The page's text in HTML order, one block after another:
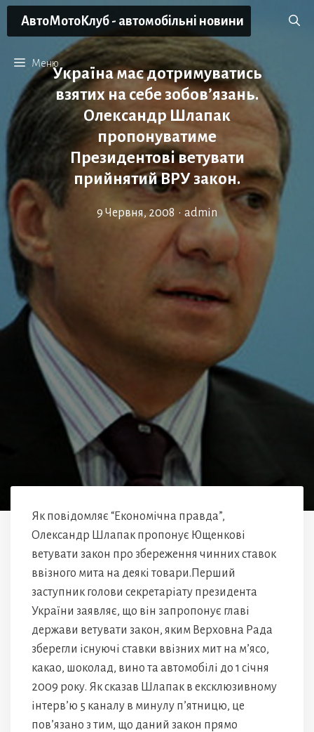
Перейти
АвтоМотоКлуб - автомобільні новини
Меню
Україна має дотримуватись
взятих на себе зобов’язань.
Олександр Шлапак
пропонуватиме
Президентові ветувати
прийнятий ВРУ закон.
9 Червня, 2008 • admin
Як повідомляє “Економічна правда”,
Олександр Шлапак пропонує Ющенкові
ветувати закон про збереження чинних ставок
ввізного мита на деякі товари.Перший
заступник голови секретаріату президента
України заявляє, що він запропонує главі
держави ветувати закон, яким Верховна Рада
зберегли існуючі ставки ввізних мит на м’ясо,
какао, шоколад, вино та автомобілі до 1 січня
2009 року. Як сказав Шлапак в ексклюзивному
інтерв’ю 5 каналу в минулу п’ятницю, це
пов’язано з тим, що даний закон прямо